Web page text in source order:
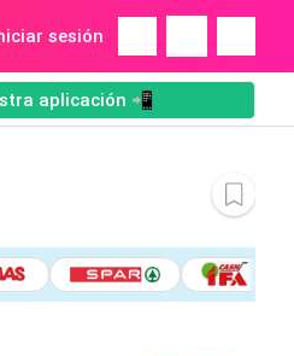
sesión
aplicación 📲